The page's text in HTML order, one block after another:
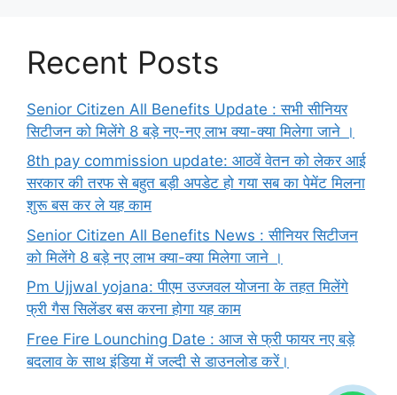
Recent Posts
Senior Citizen All Benefits Update : सभी सीनियर
सिटीजन को मिलेंगे 8 बड़े नए-नए लाभ क्या-क्या मिलेगा जाने ।
8th pay commission update: आठवें वेतन को लेकर आई
सरकार की तरफ से बहुत बड़ी अपडेट हो गया सब का पेमेंट मिलना
शुरू बस कर ले यह काम
Senior Citizen All Benefits News : सीनियर सिटीजन
को मिलेंगे 8 बड़े नए लाभ क्या-क्या मिलेगा जाने ।
Pm Ujjwal yojana: पीएम उज्जवल योजना के तहत मिलेंगे
फ्री गैस सिलेंडर बस करना होगा यह काम
Free Fire Lounching Date : आज से फ्री फायर नए बड़े
बदलाव के साथ इंडिया में जल्दी से डाउनलोड करें।